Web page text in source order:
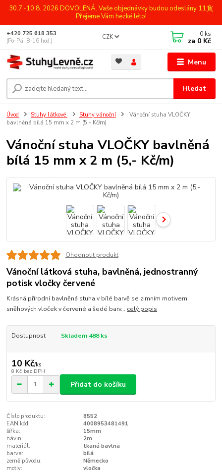
30.7.-10.8. 2026 DOVOLENÁ. Vaše objednávky budou odeslány 11.8.
Přejeme Vám hezké léto!
Menu
CZK
Hledat
+420 725 618 353
(Po-Pá, 8-16 hod.)
0 ks
za 0 Kč
Úvod Stuhy látkové Stuhy vánoční
Vánoční stuha VLOČKY
bavlněná bílá 15 mm x 2 m (5,- Kč/m)
Vánoční stuha VLOČKY bavlněná
bílá 15 mm x 2 m (5,- Kč/m)
Ohodnotit produkt
Vánoční látková stuha, bavlněná, jednostranný
potisk vločky červené
Krásná přírodní bavlněná stuha v bílé barvě se zimním motivem
sněhových vloček v červené a šedé barv... celý popis
Dostupnost Skladem 488 ks
10 Kč/ks
8 Kč bez DPH
Přidat do košíku
Číslo produktu:
8552
EAN kód:
4008953481491
šířka:
15mm
návin:
2m
materiál:
tkaná bavlna
barva:
bílá
země původu:
Německo
motiv:
vločka